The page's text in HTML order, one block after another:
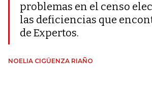
problemas en el censo
las deficiencias que
de Expertos.
NOELIA CIGÜENZA RIAÑO